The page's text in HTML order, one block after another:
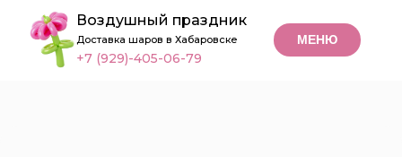
МЕНЮ
Воздушный праздник
Доставка шаров в Хабаровске
+7 (929)-405-06-79